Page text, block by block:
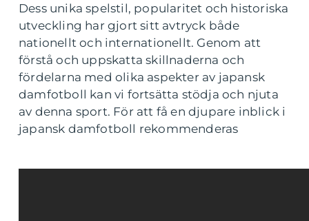
Dess unika spelstil, popularitet och historiska
utveckling har gjort sitt avtryck både
nationellt och internationellt. Genom att
förstå och uppskatta skillnaderna och
fördelarna med olika aspekter av japansk
damfotboll kan vi fortsätta stödja och njuta
av denna sport. För att få en djupare inblick i
japansk damfotboll rekommenderas